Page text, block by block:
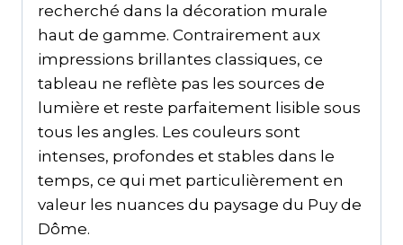
recherché dans la décoration murale
haut de gamme. Contrairement aux
impressions brillantes classiques, ce
tableau ne reflète pas les sources de
lumière et reste parfaitement lisible sous
tous les angles. Les couleurs sont
intenses, profondes et stables dans le
temps, ce qui met particulièrement en
valeur les nuances du paysage du Puy de
Dôme.